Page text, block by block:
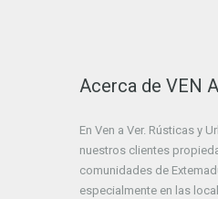
Acerca de VEN
En Ven a Ver. Rústicas y
nuestros clientes
comunidades de
especialmente en las